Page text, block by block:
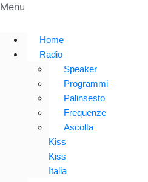
Menu
Home
Radio
Speaker
Programmi
Palinsesto
Frequenze
Ascolta
Kiss
Kiss
Italia